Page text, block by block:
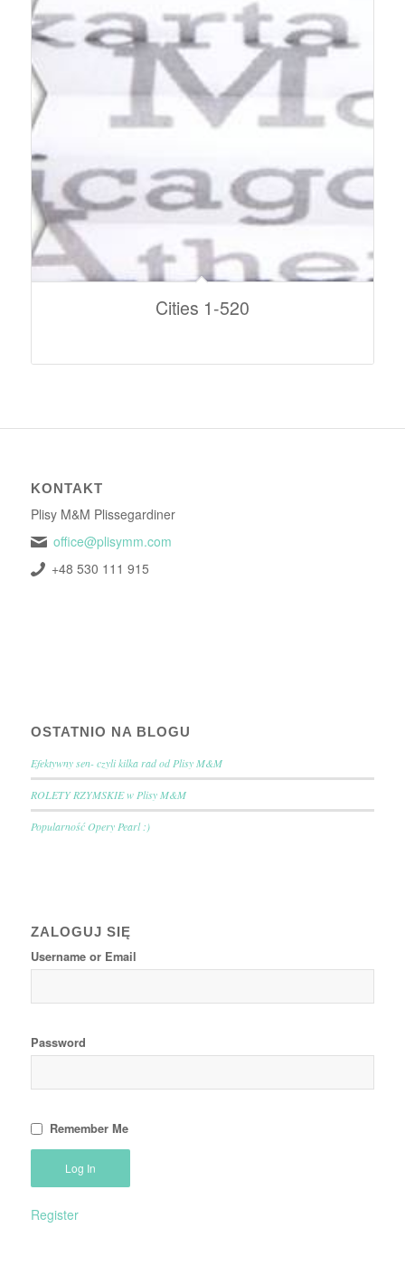
Cities 1-520
KONTAKT
Plisy M&M Plissegardiner
office@plisymm.com
+48 530 111 915
OSTATNIO NA BLOGU
Efektywny sen- czyli kilka rad od Plisy M&M
ROLETY RZYMSKIE w Plisy M&M
Popularność Opery Pearl :)
ZALOGUJ SIĘ
Username or Email
Password
Remember Me
Register